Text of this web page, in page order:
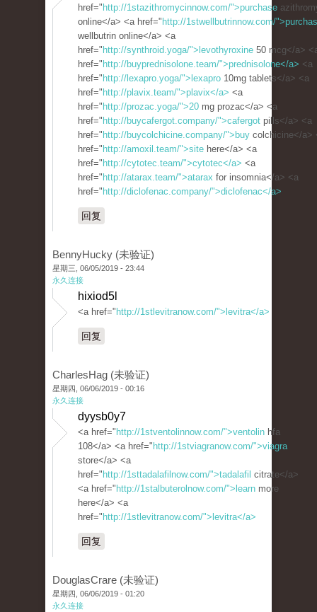
href=" http://1stazithromycinnow.com/">purchase
online</a> <a href=" http://1stwellbutrinnow.com/
wellbutrin online</a> <a
href=" http://synthroid.yoga/">levothyroxine 50 mcg</a>
href=" http://buyprednisolone.team/">prednisolone</a> <a
href=" http://lexapro.yoga/">lexapro 10mg tablets</a> <a
href=" http://plavix.team/">plavix</a> <a
href=" http://prozac.yoga/">20 mg prozac</a> <a
href=" http://buycafergot.company/">cafergot pills</a> <a
href=" http://buycolchicine.company/">buy colchicine</a>
href=" http://amoxil.team/">site here</a> <a
href=" http://cytotec.team/">cytotec</a> <a
href=" http://atarax.team/">atarax for insomnia</a> <a
href=" http://diclofenac.company/">diclofenac</a>
回复
BennyHucky (未验证)
星期三, 06/05/2019 - 23:44
永久连接
hixiod5l
<a href=" http://1stlevitranow.com/">levitra</a>
回复
CharlesHag (未验证)
星期四, 06/06/2019 - 00:16
永久连接
dyysb0y7
<a href=" http://1stventolinnow.com/">ventolin hfa
108</a> <a href=" http://1stviagranow.com/">viagra
store</a> <a
href=" http://1sttadalafilnow.com/">tadalafil citrate</a>
<a href=" http://1stalbuterolnow.com/">learn more
here</a> <a
href=" http://1stlevitranow.com/">levitra</a>
回复
DouglasCrare (未验证)
星期四, 06/06/2019 - 01:20
永久连接